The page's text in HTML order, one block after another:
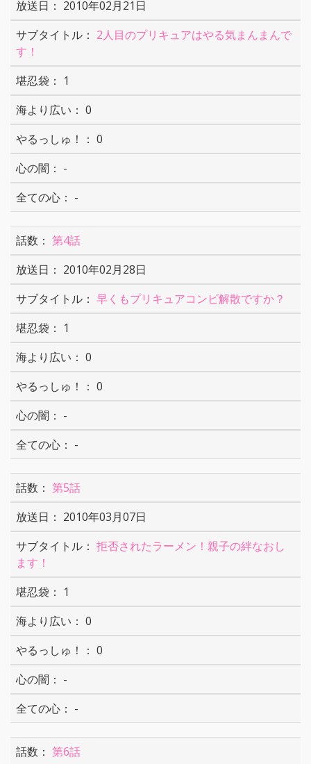
2010年02月21日
2人目のプリキュアはやる気まんまんで
す！
1
0
0
-
-
第4話
2010年02月28日
早くもプリキュアコンビ解散ですか？
1
0
0
-
-
第5話
2010年03月07日
拒否されたラーメン！親子の絆なおし
ます！
1
0
0
-
-
第6話